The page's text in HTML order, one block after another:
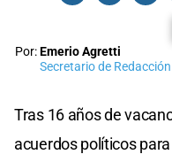
Por:Emerio Agretti
Secretario de
Tras 16 años de
acuerdos políticos